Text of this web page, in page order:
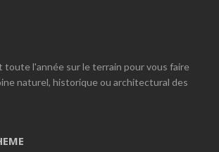
toute l'année sur le terrain pour vous faire
naturel, historique ou architectural des